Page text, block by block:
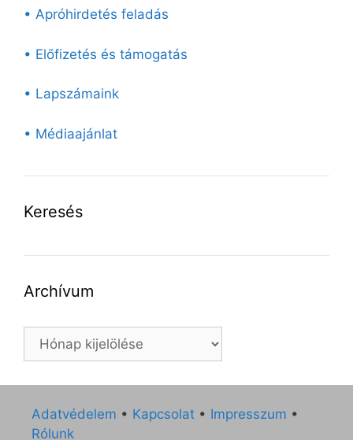
• Apróhirdetés feladás
• Előfizetés és támogatás
• Lapszámaink
• Médiaajánlat
Keresés
Archívum
Archívum
Adatvédelem • Kapcsolat • Impresszum •
Rólunk